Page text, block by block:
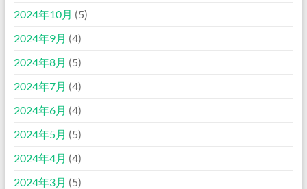
2024年10月 (5)
2024年9月 (4)
2024年8月 (5)
2024年7月 (4)
2024年6月 (4)
2024年5月 (5)
2024年4月 (4)
2024年3月 (5)